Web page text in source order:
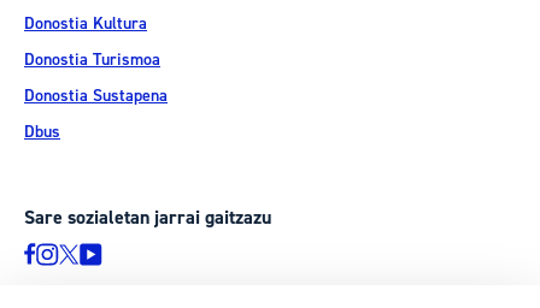
Donostia Kultura
Donostia Turismoa
Donostia Sustapena
Dbus
Sare sozialetan jarrai gaitzazu